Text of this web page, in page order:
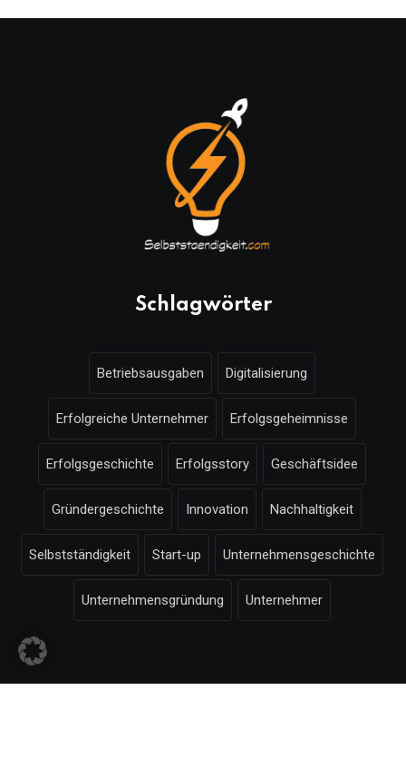
Schlagwörter
Betriebsausgaben Digitalisierung
Erfolgreiche Unternehmer Erfolgsgeheimnisse
Erfolgsgeschichte Erfolgsstory Geschäftsidee
Gründergeschichte Innovation Nachhaltigkeit
Selbstständigkeit Start-up Unternehmensgeschichte
Unternehmensgründung Unternehmer